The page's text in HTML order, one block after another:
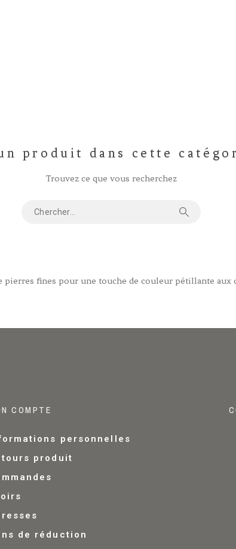
produit dans cette
Trouvez ce que vous recherchez
pierres fines pour une touche de couleur pétillante
COMPTE
personnelles
produit
de réduction